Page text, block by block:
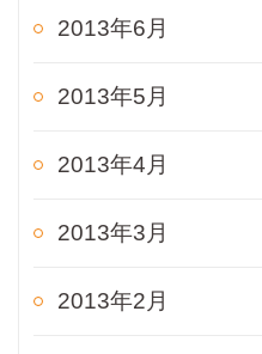
2013年6月
2013年5月
2013年4月
2013年3月
2013年2月